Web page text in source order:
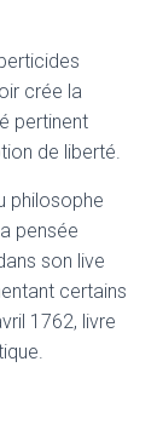
I
crée la
pertinent
de liberté.
philosophe
pensée
son live
certains
1762, livre